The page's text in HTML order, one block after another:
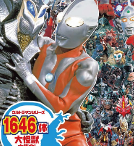
ウルトラマンシ
リーズ60周年記
念！ ウルトラ
セブン＝モロボ
シ・ダンを演じ
た森次晃嗣氏特
別インタビュー
仮面ライダー誕
生55周年記
念！ 仮面ライ
ダー１号＝本郷
猛を演じた藤岡
弘、氏特別イン
タビュー